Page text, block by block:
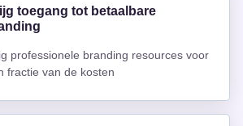
toegang tot betaalbare
professionele branding resources voor
fractie van de kosten